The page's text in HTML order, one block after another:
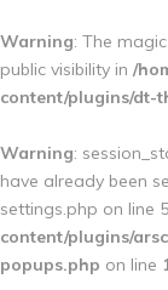
Warning: The
public visibility in /
content/plugins/dt-
Warning:
have already been
settings.php on line
content/plugins/
popups.php on line